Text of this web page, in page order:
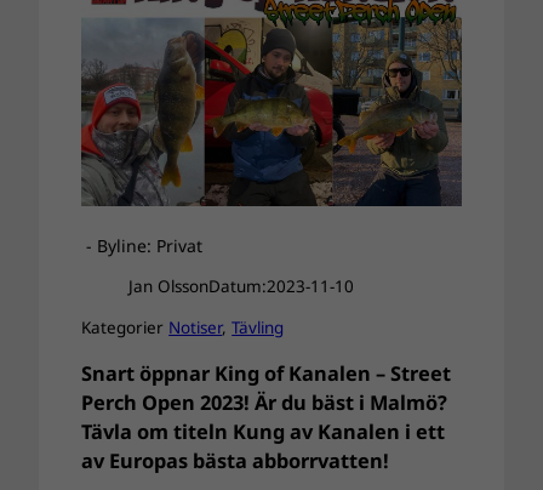
- Byline: Privat
Jan OlssonDatum:2023-11-10
Kategorier Notiser, Tävling
Snart öppnar King of Kanalen – Street
Perch Open 2023! Är du bäst i Malmö?
Tävla om titeln Kung av Kanalen i ett
av Europas bästa abborrvatten!